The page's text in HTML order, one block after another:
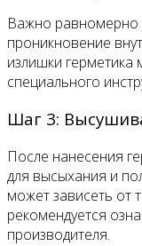
Важно равномерно
проникновение
излишки
специального
Шаг 3:
После нанесения
для высыхания и
может зависеть от
рекомендуется
производителя.